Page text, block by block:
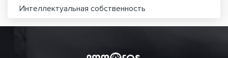
Интеллектуальная собственность